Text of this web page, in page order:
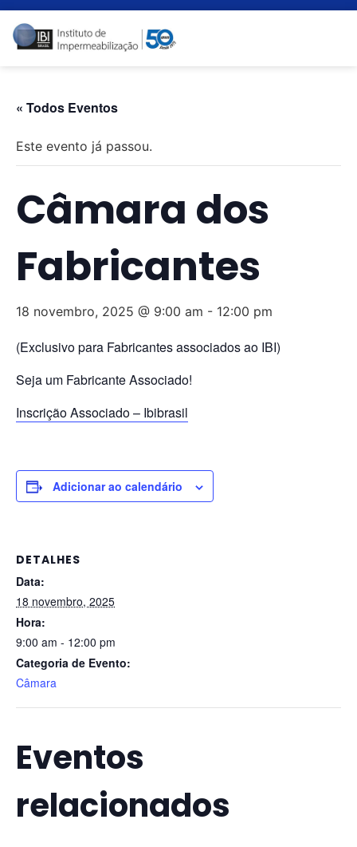
« Todos Eventos
Este evento já passou.
Câmara dos
Fabricantes
18 novembro, 2025 @ 9:00 am - 12:00 pm
(Exclusivo para Fabricantes associados ao IBI)
Seja um Fabricante Associado!
Inscrição Associado – Ibibrasil
Adicionar ao calendário
DETALHES
Data:
18 novembro, 2025
Hora:
9:00 am - 12:00 pm
Categoria de Evento:
Câmara
Eventos
relacionados